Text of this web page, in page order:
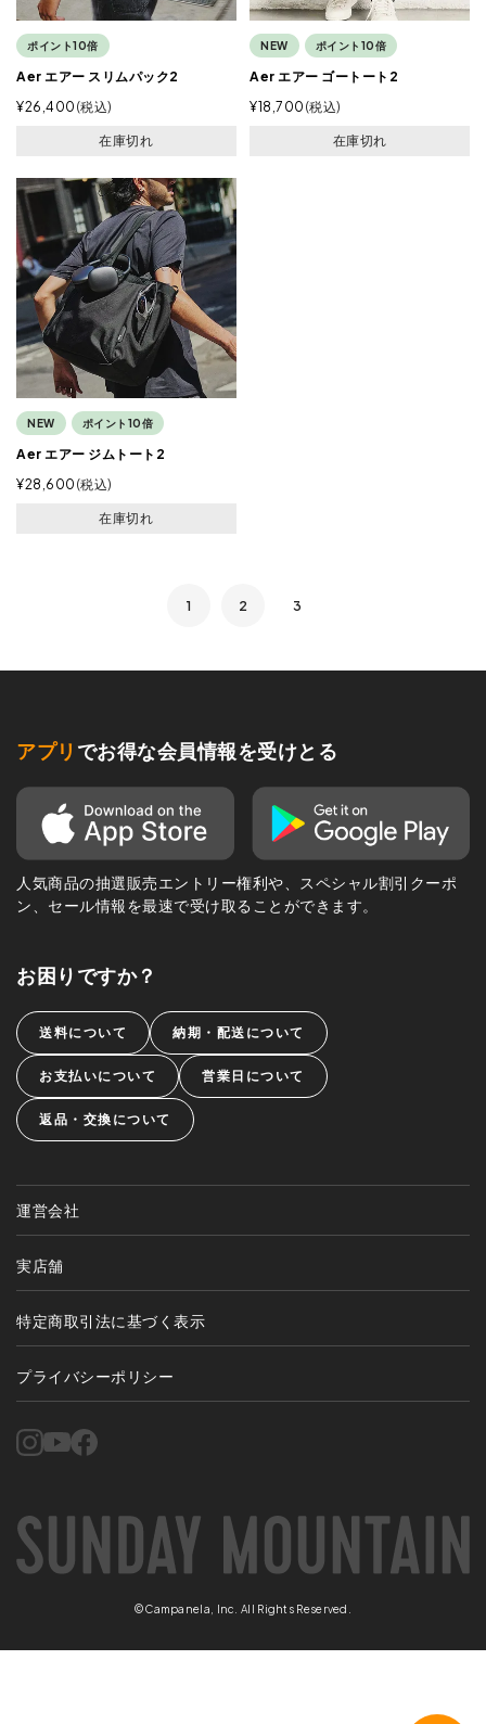
ポイント10倍
Aer エアー スリムパック2
¥26,400 税込
在庫切れ
NEW ポイント10倍
Aer エアー ゴートート2
¥18,700 税込
在庫切れ
NEW ポイント10倍
Aer エアー ジムトート2
¥28,600 税込
在庫切れ
1 2 3
アプリ でお得な会員情報を受けとる
人気商品の抽選販売エントリー権利や、スペシャル割引クーポ
ン、セール情報を最速で受け取ることができます。
お困りですか？
送料について 納期・配送について
お支払いについて 営業日について
返品・交換について
運営会社
実店舗
特定商取引法に基づく表示
プライバシーポリシー
©Campanela, Inc. All Rights Reserved.